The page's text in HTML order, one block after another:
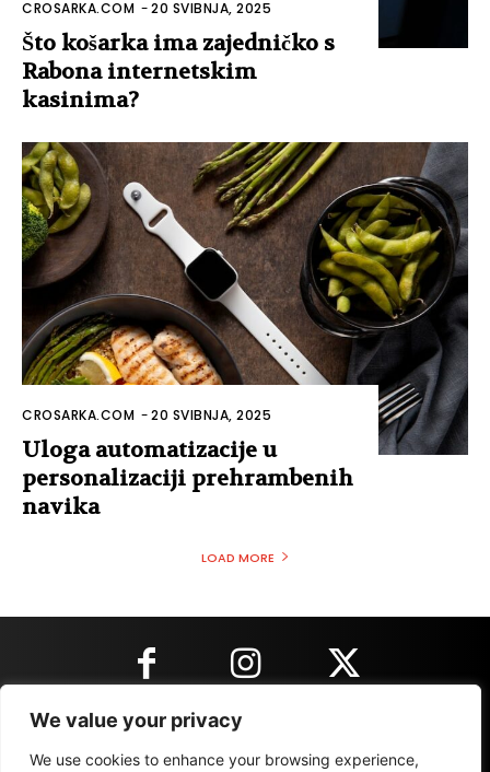
We value your privacy
We use cookies to enhance your browsing experience,
CROSARKA.COM -20 SVIBNJA, 2025
Što košarka ima zajedničko s
Rabona internetskim
kasinima?
CROSARKA.COM -20 SVIBNJA, 2025
Uloga automatizacije u
personalizaciji prehrambenih
navika
LOAD MORE
KONTAKT INFORMACIJE